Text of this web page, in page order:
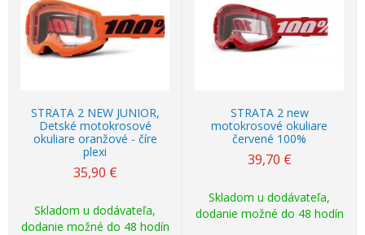
STRATA 2 NEW JUNIOR,
Detské motokrosové
okuliare oranžové - číre
plexi
35,90 €
Skladom u dodávateľa,
dodanie možné do 48 hodín
STRATA 2 new
motokrosové okuliare
červené 100%
39,70 €
Skladom u dodávateľa,
dodanie možné do 48 hodín